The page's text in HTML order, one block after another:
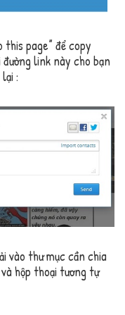
page” để copy
link này cho bạn
:
vào thư mục cần chia
hộp thoại tương tự